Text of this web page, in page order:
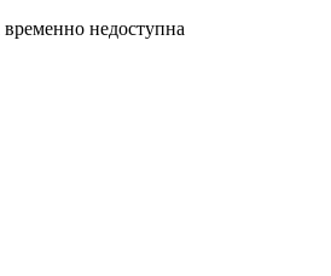
недоступна